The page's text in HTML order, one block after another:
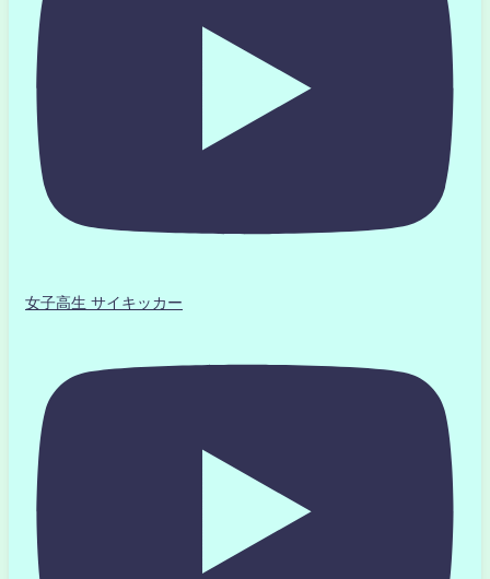
女子高生 サイキッカー